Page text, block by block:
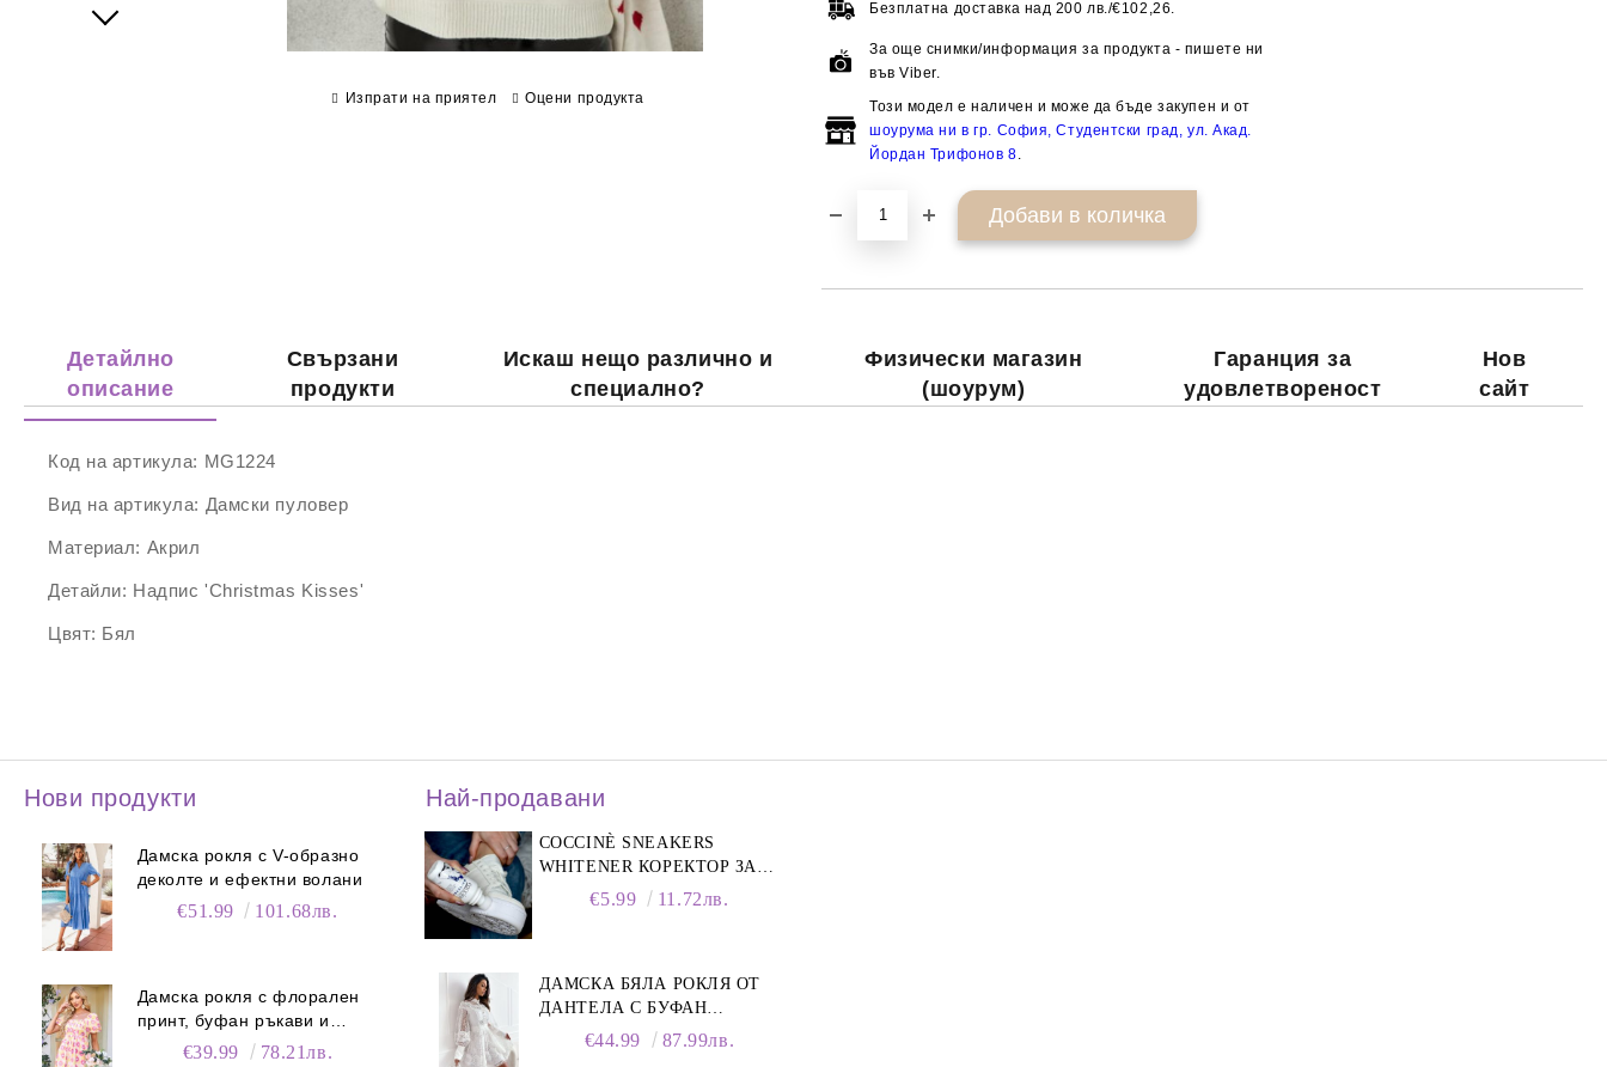
Безплатна доставка над 200 лв./€102,26.
За още снимки/информация за продукта - пишете ни
във Viber.
Този модел е наличен и може да бъде закупен и от
шоурума ни в гр. София, Студентски град, ул. Акад.
Йордан Трифонов 8
Изпрати на приятел Оцени продукта
Детайлно
описание
Свързани
продукти
Искаш нещо различно и
специално?
Физически магазин
(шоурум)
Гаранция за
удовлетвореност
Нов
сайт
Код на артикула: MG1224
Вид на артикула: Дамски пуловер
Материал: Акрил
Детайли: Надпис 'Christmas Kisses'
Цвят: Бял
Нови продукти
Дамска рокля с V-образно
деколте и ефектни волани
€51.99 101.68лв.
Дамска рокля с флорален
принт, буфан ръкави и
джобове€39.99 78.21лв.
Най-продавани
COCCINÈ SNEAKERS
WHITENER КОРЕКТОР ЗА
БЕЛИ МАРАТОНКИ, 75 ML
€5.99 11.72лв.
ДАМСКА БЯЛА РОКЛЯ ОТ
ДАНТЕЛА С БУФАН
РЪКАВИ И ЯКА
€44.99 87.99лв.